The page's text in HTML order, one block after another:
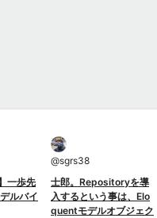
一歩先
ルバイ
@sgrs38
士郎。Repositoryを導
入するという事は、Elo
quentモデルオブジェク